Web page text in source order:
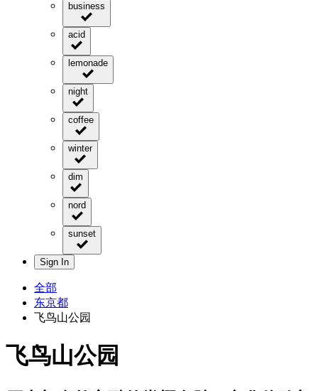
business
acid
lemonade
night
coffee
winter
dim
nord
sunset
Sign In
全部
东京都
飞鸟山公园
飞鸟山公园